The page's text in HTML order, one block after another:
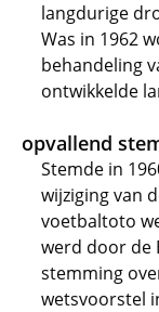
langdurige
Was in 1962
behandeling
ontwikkelde
opvallend
Stemde in
wijziging van
voetbaltoto
werd door de
stemming
wetsvoorstel